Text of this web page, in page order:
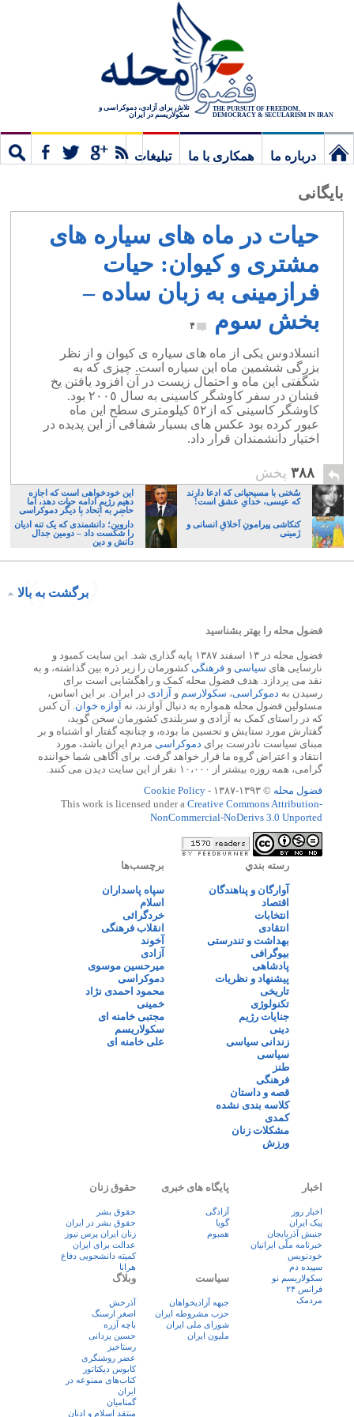
THE PURSUIT OF FREEDOM,
DEMOCRACY & SECULARISM IN IRAN
تلاش برای آزادی، دموکراسی و
سکولاریسم در ایران
درباره ما همکاری با ما
تبلیغات
بایگانی
حیات در ماه های سیاره های
مشتری و کیوان: حیات
فرازمینی به زبان ساده –
بخش سوم
۴
انسلادوس یکی از ماه های سیاره ی کیوان و از نظر
بزرگی ششمین ماه این سیاره است. چیزی که به
شگفتی این ماه و احتمال زیست در آن افزود یافتن یخ
فشان در سفر کاوشگر کاسینی به سال ٢٠٠٥ بود.
کاوشگر کاسینی که از٥٢ کیلومتری سطح این ماه
عبور کرده بود عکس های بسیار شفافی از این پدیده در
اختیار دانشمندان قرار داد.
۳۸۸ پخش
سُخنی با مسیحیانی که ادعا دارند
که عیسی، خدایِ عشق است!
این خودخواهی است که اجازه
دهیم رژیم ادامه حیات دهد، اما
حاضر به اتحاد با دیگر دموکراسی
خواهان نباشیم!
کنکاشی پیرامونِ اَخلاقِ انسانی و
زَمینی
داروین؛ دانشمندی که یک تنه ادیان
را شکست داد – دومین جدال
دانش و دین
برگشت به بالا
فضول محله را بهتر بشناسید
فضول محله در ۱۳ اسفند ۱۳۸۷ پایه گذاری شد. این سایت کمبود و
نارسایی های سیاسی و فرهنگیکشورمان را زیر ذره بین گذاشته، و به
نقد می پردازد. هدف فضول محله کمک و راهگشایی است برای
رسیدن به دموکراسی، سکولارسم و آزادی در ایران. بر این اساس،
مسئولین فضول محله همواره به دنبال آوازند، نه آوازه خوان. آن کس
که در راستای کمک به آزادی و سربلندی کشورمان سخن گوید،
گفتارش مورد ستایش و تحسین ما بوده، و چنانچه گفتار او اشتباه و بر
مبنای سیاست نادرست برای دموکراسی مردم ایران باشد، مورد
انتقاد و اعتراض گروه ما قرار خواهد گرفت. برای آگاهی شما خواننده
گرامی، همه روزه بیشتر از ۱۰،۰۰۰ نفر از این سایت دیدن می کنند.
فضول محله © ۱۳۹۳-۱۳۸۷ -
Cookie Policy
This work is licensed under a Creative Commons Attribution-
NonCommercial-NoDerivs 3.0 Unported
رسته بندي
آوارگان و پناهندگان
اقتصاد
انتخابات
انتقادی
بهداشت و تندرستی
بیوگرافی
پادشاهی
پیشنهاد و نظریات
تاریخی
تکنولوژی
جنایات رژیم
دینی
زندانی سیاسی
سیاسی
طنز
فرهنگی
قصه و داستان
کلاسه بندی نشده
کمدی
مشکلات زنان
ورزش
برچسب‌ها
سپاه پاسداران
اسلام
خردگرائی
انقلاب فرهنگی
آخوند
آزادی
میرحسین موسوی
دموکراسی
محمود احمدی نژاد
خمینی
مجتبی خامنه ای
سکولاریسم
علی خامنه ای
اخبار
اخبار روز
پيک ايران
جنبش آذربایجان
خبرنامه ملّی ایرانیان
خودنویس
سپیده دم
سکولاریسم نو
فرانس ۲۴
مردمک
پایگاه های خبری
آزادگی
گویا
همبوم
حقوق زنان
حقوق بشر
حقوق بشر در ایران
زنان ايران پرس نيوز
عدالت برای ایران
کمیته دانشجویی دفاع
هرانا
سیاست
جبهه آزادیخواهان
حزب مشروطه ایران
شورای ملی ایران
ملیون ایران
وبلاگ
آذرخش
اصغر ارسنگ
باچه آزره
حسین یزدانی
رستاخیز
عضر روشنگری
کابوس دیکتاتور
کتاب‌های ممنوعه در
ایران
گمنامیان
منتقد اسلام و ادیان